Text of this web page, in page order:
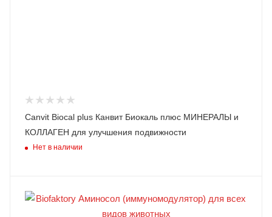
Canvit Biocal plus Канвит Биокаль плюс МИНЕРАЛЫ и
КОЛЛАГЕН для улучшения подвижности
Нет в наличии